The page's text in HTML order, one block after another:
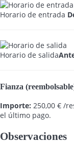
Horario de entrada
Horario de salida
Fianza
Importe: 250,00 € /
el último pago.
Observaciones